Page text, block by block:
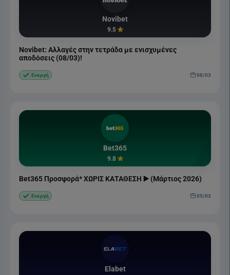
Novibet
9.5
Novibet: Αλλαγές στην τετράδα με ενισχυμένες
αποδόσεις (08/03)!
Ενεργή 08/03
Bet365
9.8
Bet365 Προσφορά* ΧΩΡΙΣ ΚΑΤΑΘΕΣΗ ▶️ (Μάρτιος 2026)
Ενεργή 05/03
Elabet